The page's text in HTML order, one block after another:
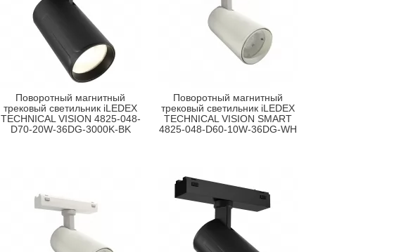
Поворотный магнитный
трековый светильник iLEDEX
TECHNICAL VISION 4825-048-
D70-20W-36DG-3000K-BK
Поворотный магнитный
трековый светильник iLEDEX
TECHNICAL VISION SMART
4825-048-D60-10W-36DG-WH